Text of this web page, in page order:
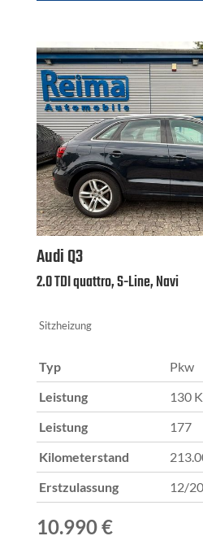
AudiQ3
2.0 TDI quattro, S-Line, Navi
Sitzheizung
Typ Pkw
Leistung 130
Leistung 177
Kilometerstand
Erstzulassung 12/
10.990 €